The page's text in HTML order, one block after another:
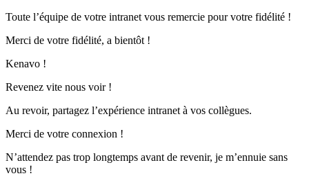
Toute l’équipe de votre intranet vous remercie pour votre fidélité !
Merci de votre fidélité, a bientôt !
Kenavo !
Revenez vite nous voir !
Au revoir, partagez l’expérience intranet à vos collègues.
Merci de votre connexion !
N’attendez pas trop longtemps avant de revenir, je m’ennuie sans
vous !